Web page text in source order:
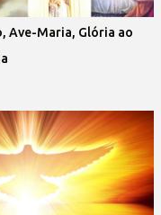
Ave-Maria, Glória ao